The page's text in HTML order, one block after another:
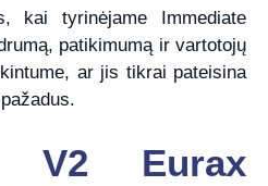
kai tyrinėjame Immediate
patikimumą ir vartotojų
ar jis tikrai pateisina
V2 Eurax